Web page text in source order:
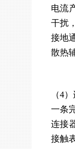
电流
干扰
接地
散热
（4
一条
连接
接触